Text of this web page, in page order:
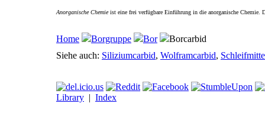
Anorganische Chemieist eine frei verfügbare Einführung in die anorganische
Home Borgruppe Bor
Borcarbid
Siehe auch: Siliziumcarbid, Wolframcarbid,
Library | Index